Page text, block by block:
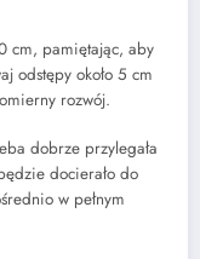
cm, pamiętając, aby
odstępy około 5 cm
rozwój.
dobrze przylegała
docierało do
w pełnym